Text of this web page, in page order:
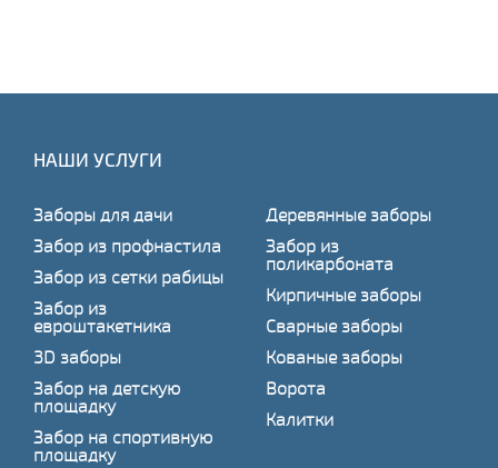
НАШИ УСЛУГИ
Заборы для дачи
Забор из профнастила
Забор из сетки рабицы
Забор из
евроштакетника
3D заборы
Забор на детскую
площадку
Забор на спортивную
площадку
Деревянные заборы
Забор из
поликарбоната
Кирпичные заборы
Сварные заборы
Кованые заборы
Ворота
Калитки